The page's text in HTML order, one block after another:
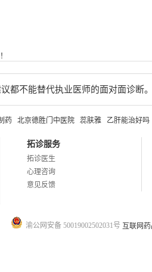
都不能替代执业医师的面对面诊断
药 北京德胜门中医院 蕊肤雅 乙肝能治好吗
拓诊服务
拓诊医生
心理咨询
意见反馈
渝公网安备 50019002502031号 互联网